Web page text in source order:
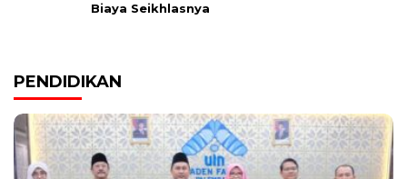
Biaya Seikhlasnya
PENDIDIKAN